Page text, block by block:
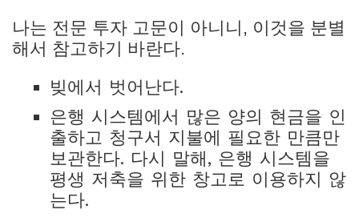
나는 전문 투자 고문이 아니니, 이것을 분별
해서 참고하기 바란다.
빚에서 벗어난다.
은행 시스템에서 많은 양의 현금을 인
출하고 청구서 지불에 필요한 만큼만
보관한다. 다시 말해, 은행 시스템을
평생 저축을 위한 창고로 이용하지 않
는다.